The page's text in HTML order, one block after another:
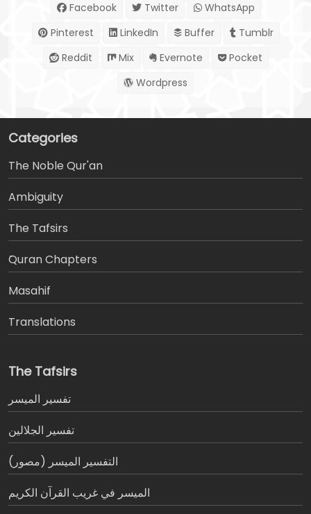
Facebook Twitter
WhatsApp
Pinterest
LinkedIn Buffer
Tumblr
Reddit
Mix Evernote
Pocket
Wordpress
Categories
The Noble Qur'an
Ambiguity
The Tafsirs
َQuran Chapters
Masahif
Translations
The Tafsirs
تفسير المیسر
تفسير الجلالين
التفسير الميسر (مصور)
الميسر في غريب القرآن الكريم